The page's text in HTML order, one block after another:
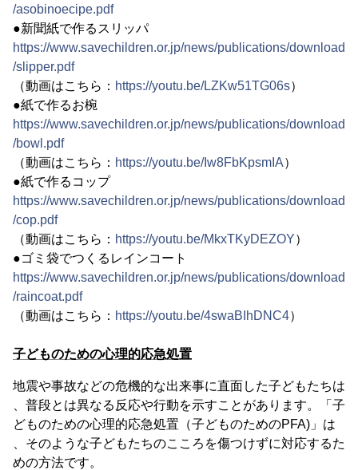
/asobinoecipe.pdf
●新聞紙で作るスリッパ
https://www.savechildren.or.jp/news/publications/download
/slipper.pdf
（動画はこちら： https://youtu.be/LZKw51TG06s）
●紙で作るお椀
https://www.savechildren.or.jp/news/publications/download
/bowl.pdf
（動画はこちら： https://youtu.be/Iw8FbKpsmIA）
●紙で作るコップ
https://www.savechildren.or.jp/news/publications/download
/cop.pdf
（動画はこちら： https://youtu.be/MkxTKyDEZOY）
●ゴミ袋でつくるレインコート
https://www.savechildren.or.jp/news/publications/download
/raincoat.pdf
（動画はこちら： https://youtu.be/4swaBIhDNC4）
子どものための心理的応急処置
地震や事故などの危機的な出来事に直面した子どもたちは
、普段とは異なる反応や行動を示すことがあります。「子
どものための心理的応急処置（子どものためのPFA)」は
、そのような子どもたちのこころを傷つけずに対応するた
めの方法です。